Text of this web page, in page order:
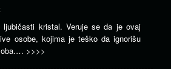
kristal. Veruje se da je ovaj
osobe, kojima je teško da ignorišu
>>>>